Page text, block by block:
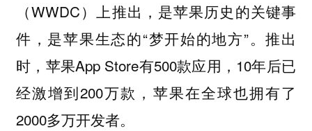
（WWDC）上推出，是苹果历史的关键事
件，是苹果生态的“梦开始的地方”。推出
时，苹果App Store有500款应用，10年后已
经激增到200万款，苹果在全球也拥有了
2000多万开发者。